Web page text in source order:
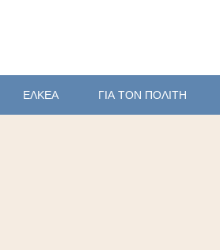
ΕΛΚΕΑ ΓΙΑ ΤΟΝ ΠΟΛΙΤΗ